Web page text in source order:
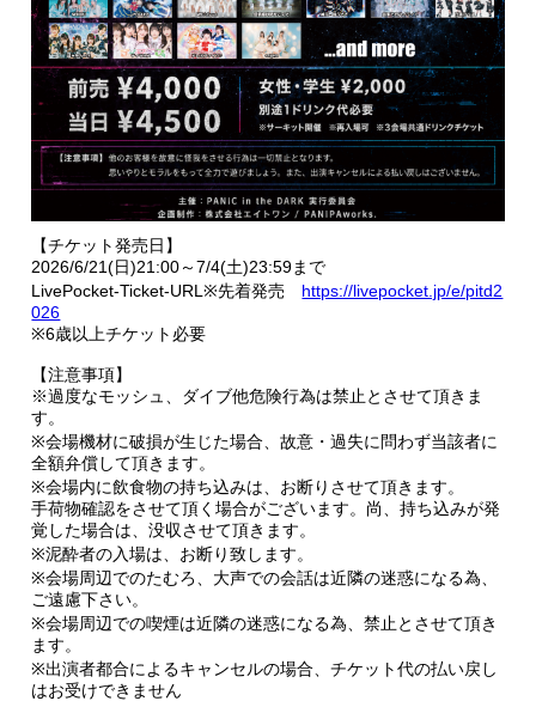
【チケット発売日】
2026/6/21(日)21:00～7/4(土)23:59まで
LivePocket-Ticket-URL※先着発売 https://livepocket.jp/e/pitd2
026
※6歳以上チケット必要
【注意事項】
※過度なモッシュ、ダイブ他危険行為は禁止とさせて頂きま
す。
※会場機材に破損が生じた場合、故意・過失に問わず当該者に
全額弁償して頂きます。
※会場内に飲食物の持ち込みは、お断りさせて頂きます。
手荷物確認をさせて頂く場合がございます。尚、持ち込みが発
覚した場合は、没収させて頂きます。
※泥酔者の入場は、お断り致します。
※会場周辺でのたむろ、大声での会話は近隣の迷惑になる為、
ご遠慮下さい。
※会場周辺での喫煙は近隣の迷惑になる為、禁止とさせて頂き
ます。
※出演者都合によるキャンセルの場合、チケット代の払い戻し
はお受けできません